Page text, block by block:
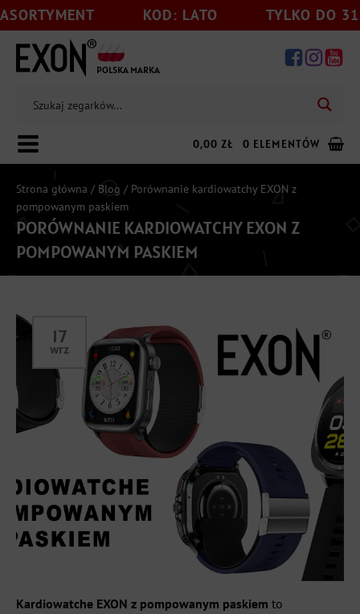
KOD: LATO TYLKO DO 31.08
POLSKA MARKA
0,00 ZŁ 0 ELEMENTÓW
Dodaj jeszcze199,00zł do darmowej wysyłki
Strona główna / Blog / Porównanie kardiowatchy EXON z
pompowanym paskiem
PORÓWNANIE KARDIOWATCHY EXON Z
POMPOWANYM PASKIEM
17
wrz
Kardiowatche EXON z pompowanym paskiem to